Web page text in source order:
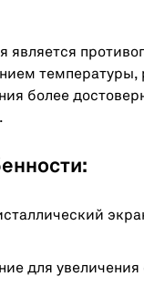
является
температуры,
более
для